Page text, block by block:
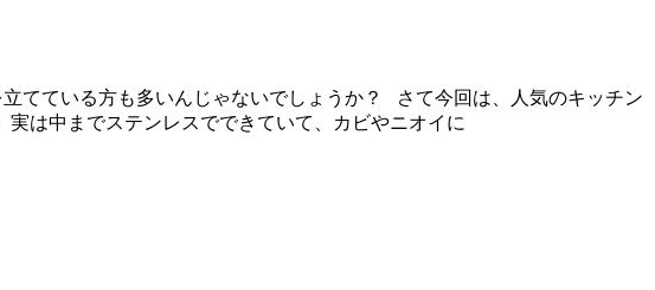
てている方も多いんじゃないでしょうか？ さて今回は、人気のキッチン
は中までステンレスでできていて、カビやニオイに